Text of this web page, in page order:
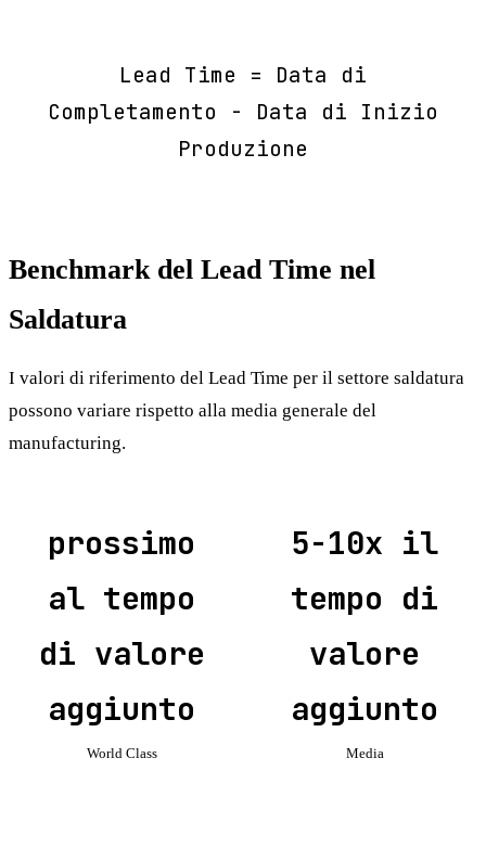
Lead Time = Data di
Completamento - Data di Inizio
Produzione
Benchmark del Lead Time nel
Saldatura
I valori di riferimento del Lead Time per il settore saldatura
possono variare rispetto alla media generale del
manufacturing.
prossimo
al tempo
di valore
aggiunto
World Class
5-10x il
tempo di
valore
aggiunto
Media